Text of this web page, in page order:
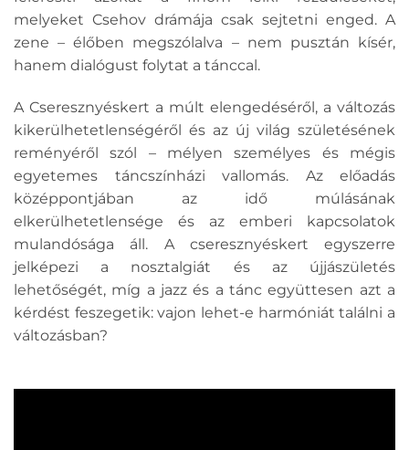
melyeket Csehov drámája csak sejtetni enged. A
zene – élőben megszólalva – nem pusztán kísér,
hanem dialógust folytat a tánccal.
A Cseresznyéskert a múlt elengedéséről, a változás
kikerülhetetlenségéről és az új világ születésének
reményéről szól – mélyen személyes és mégis
egyetemes táncszínházi vallomás. Az előadás
középpontjában az idő múlásának
elkerülhetetlensége és az emberi kapcsolatok
mulandósága áll. A cseresznyéskert egyszerre
jelképezi a nosztalgiát és az újjászületés
lehetőségét, míg a jazz és a tánc együttesen azt a
kérdést feszegetik: vajon lehet-e harmóniát találni a
változásban?